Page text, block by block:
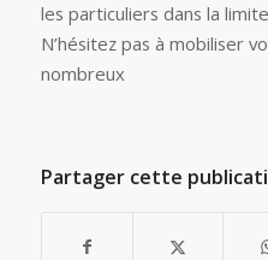
les particuliers dans la
N’hésitez pas à mobiliser
nombreux
Partager cette